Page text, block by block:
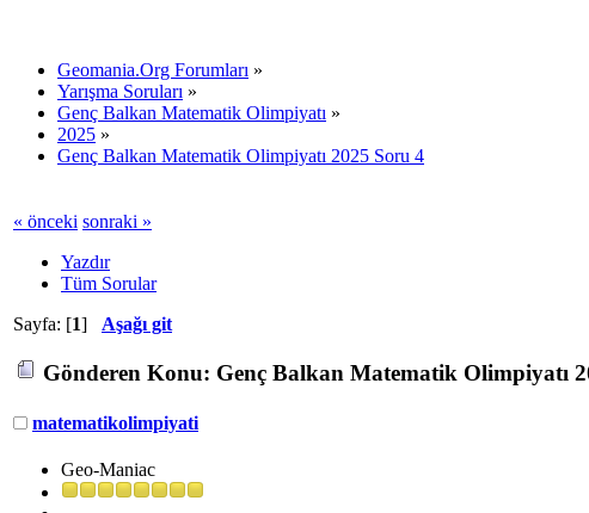
Geomania.Org Forumları »
Yarışma Soruları »
Genç Balkan Matematik Olimpiyatı »
2025 »
Genç Balkan Matematik Olimpiyatı 2025 Soru 4
« önceki sonraki »
Yazdır
Tüm Sorular
Sayfa: [1] Aşağı git
Gönderen Konu: Genç Balkan Matematik Olimpiyatı
matematikolimpiyati
Geo-Maniac